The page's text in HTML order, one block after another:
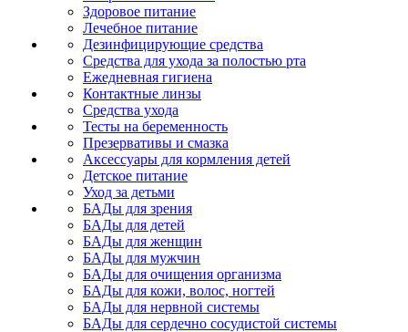
Здоровое питание
Лечебное питание
Дезинфицирующие средства
Средства для ухода за полостью рта
Ежедневная гигиена
Контактные линзы
Средства ухода
Тесты на беременность
Презервативы и смазка
Аксессуары для кормления детей
Детское питание
Уход за детьми
БАДы для зрения
БАДы для детей
БАДы для женщин
БАДы для мужчин
БАДы для очищения организма
БАДы для кожи, волос, ногтей
БАДы для нервной системы
БАДы для сердечно сосудистой системы